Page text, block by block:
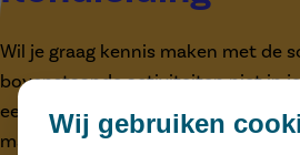
Wil je graag kennis maken met de
bovenstaande activiteiten niet in
een persoonlijke rondleiding
maken met de school? Dat kan! Je
Wij gebruiken